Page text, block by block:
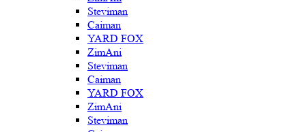
Steviman
Caiman
YARD FOX
ZimAni
Steviman
Caiman
YARD FOX
ZimAni
Steviman